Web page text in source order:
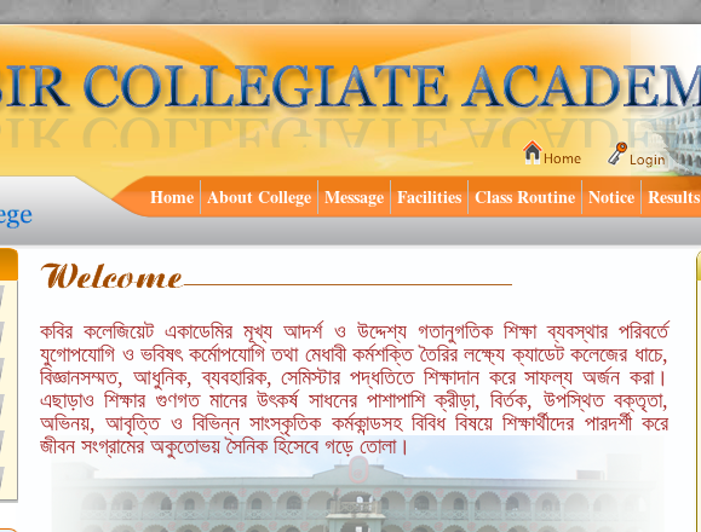
Home About College Message Facilities Class Routine Notice Results
কবির কলেজিয়েট একাডেমির মূখ্য আদর্শ ও উদ্দেশ্য গতানুগতিক শিক্ষা ব্যবস্থার পরিবর্তে
যুগোপযোগি ও ভবিষৎ কর্মোপযোগি তথা মেধাবী কর্মশক্তি তৈরির লক্ষ্যে ক্যাডেট কলেজের ধাচে,
বিজ্ঞানসম্মত, আধুনিক, ব্যবহারিক, সেমিস্টার পদ্ধতিতে শিক্ষাদান করে সাফল্য অর্জন করা।
এছাড়াও শিক্ষার গুণগত মানের উৎকর্ষ সাধনের পাশাপাশি ক্রীড়া, বির্তক, উপস্থিত বক্তৃতা,
অভিনয়, আবৃত্তি ও বিভিন্ন সাংস্কৃতিক কর্মকান্ডসহ বিবিধ বিষয়ে শিক্ষার্থীদের পারদর্শী করে
জীবন সংগ্রামের অকুতোভয় সৈনিক হিসেবে গড়ে তোলা।